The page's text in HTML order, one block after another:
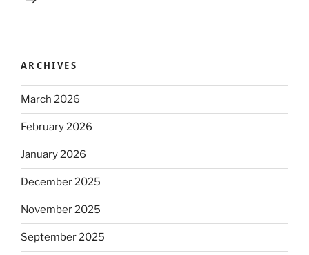
ARCHIVES
March 2026
February 2026
January 2026
December 2025
November 2025
September 2025